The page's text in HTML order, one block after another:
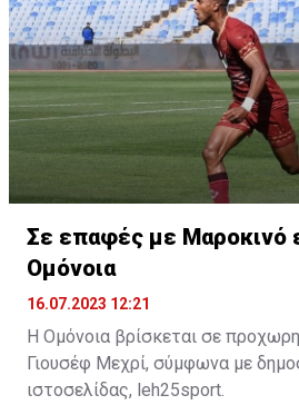
της ομάδας.
Σε επαφές με Μαροκινό
Ομόνοια
16.07.2023 12:21
Η Ομόνοια βρίσκεται σε
Γιουσέφ Μεχρί, σύμφωνα με
ιστοσελίδας, leh25sport.